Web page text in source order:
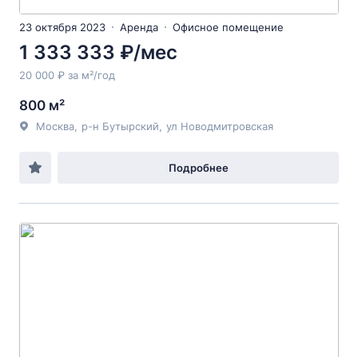
23 октября 2023 Аренда Офисное помещение
1 333 333 ₽/мес
20 000 ₽ за м²/год
800 м²
Москва р-н Бутырский ул Новодмитровская
Подробнее